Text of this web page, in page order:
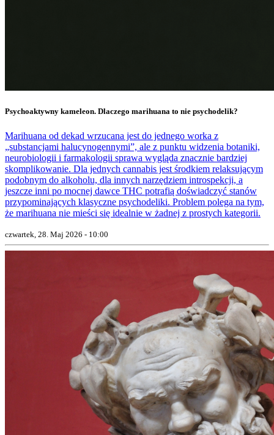
Psychoaktywny kameleon. Dlaczego marihuana to nie psychodelik?
Marihuana od dekad wrzucana jest do jednego worka z
„substancjami halucynogennymi”, ale z punktu widzenia botaniki,
neurobiologii i farmakologii sprawa wygląda znacznie bardziej
skomplikowanie. Dla jednych cannabis jest środkiem relaksującym
podobnym do alkoholu, dla innych narzędziem introspekcji, a
jeszcze inni po mocnej dawce THC potrafią doświadczyć stanów
przypominających klasyczne psychodeliki. Problem polega na tym,
że marihuana nie mieści się idealnie w żadnej z prostych kategorii.
czwartek, 28. Maj 2026 - 10:00